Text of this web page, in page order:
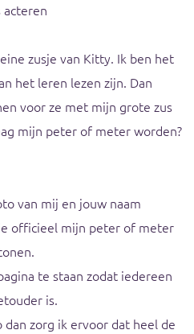
acteren
zusje van Kitty. Ik ben het
het leren lezen zijn. Dan
voor ze met mijn grote zus
mijn peter of meter worden?
van mij en jouw naam
officieel mijn peter of meter
te staan zodat iedereen
is.
zorg ik ervoor dat heel de